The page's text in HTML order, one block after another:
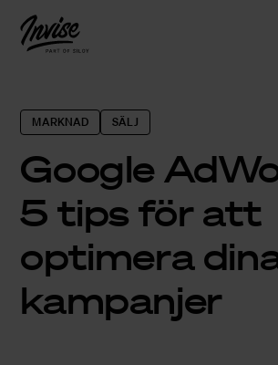
MARKNAD SÄLJ
Google
5 tips för att
optimera
kampanjer